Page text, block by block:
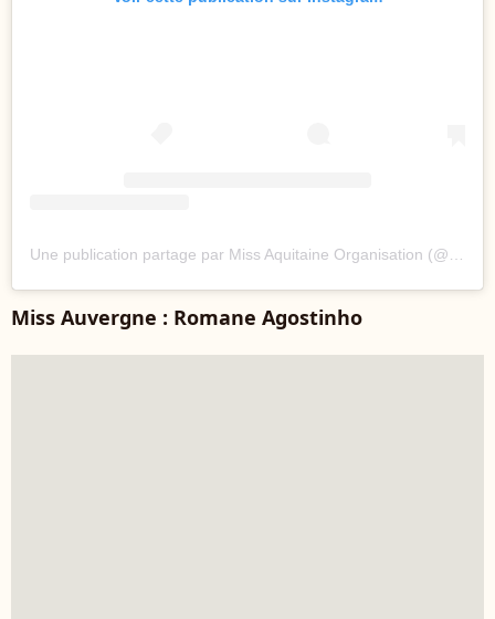
Miss Auvergne : Romane Agostinho